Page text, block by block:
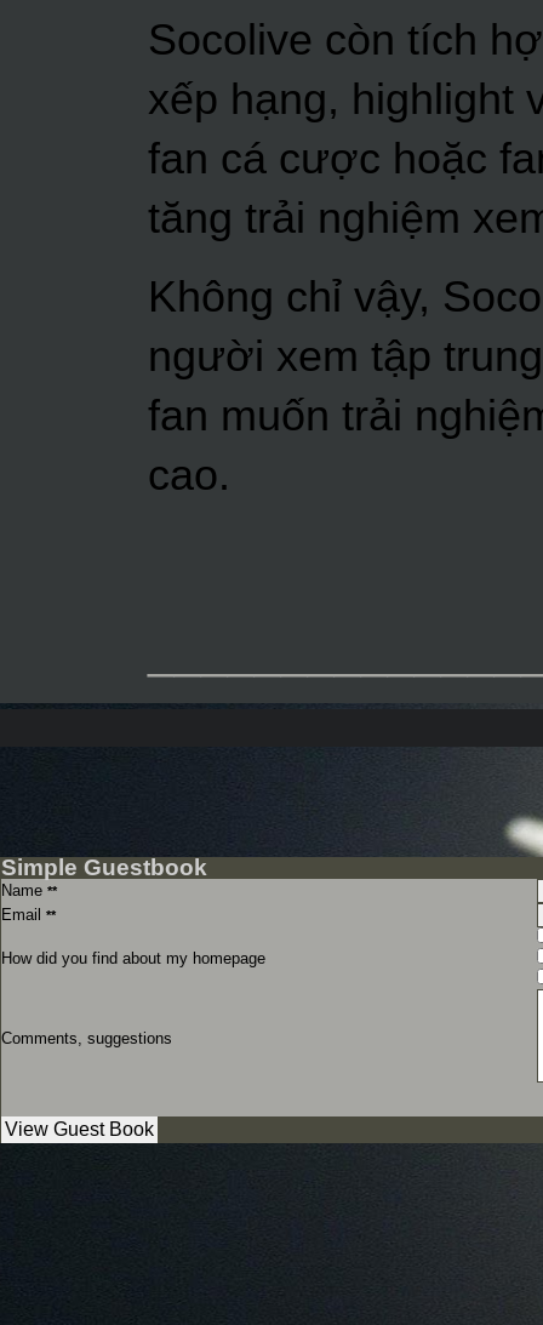
Socolive còn tích
xếp hạng, highlight
fan cá cược hoặc
tăng trải nghiệm
Không chỉ vậy,
người xem tập
fan muốn trải
cao.
Simple Guestbook
Name **
Email **
How did you find about my homepage
Comments, suggestions